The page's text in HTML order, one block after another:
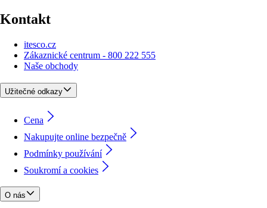
Kontakt
itesco.cz
Zákaznické centrum - 800 222 555
Naše obchody
Užitečné odkazy
Cena
Nakupujte online bezpečně
Podmínky používání
Soukromí a cookies
O nás